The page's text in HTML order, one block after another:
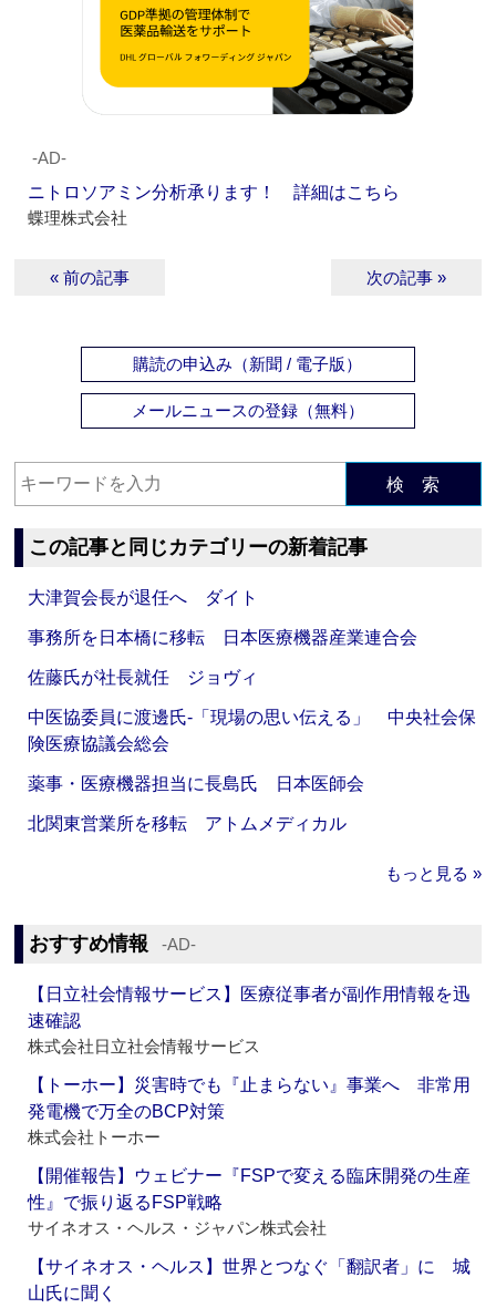
‐AD‐
ニトロソアミン分析承ります！ 詳細はこちら
蝶理株式会社
« 前の記事 次の記事 »
購読の申込み（新聞 / 電子版）
メールニュースの登録（無料）
検 索
この記事と同じカテゴリーの新着記事
大津賀会長が退任へ ダイト
事務所を日本橋に移転 日本医療機器産業連合会
佐藤氏が社長就任 ジョヴィ
中医協委員に渡邊氏‐「現場の思い伝える」 中央社会保
険医療協議会総会
薬事・医療機器担当に長島氏 日本医師会
北関東営業所を移転 アトムメディカル
もっと見る »
おすすめ情報 ‐AD‐
【日立社会情報サービス】医療従事者が副作用情報を迅
速確認
株式会社日立社会情報サービス
【トーホー】災害時でも『止まらない』事業へ 非常用
発電機で万全のBCP対策
株式会社トーホー
【開催報告】ウェビナー『FSPで変える臨床開発の生産
性』で振り返るFSP戦略
サイネオス・ヘルス・ジャパン株式会社
【サイネオス・ヘルス】世界とつなぐ「翻訳者」に 城
山氏に聞く